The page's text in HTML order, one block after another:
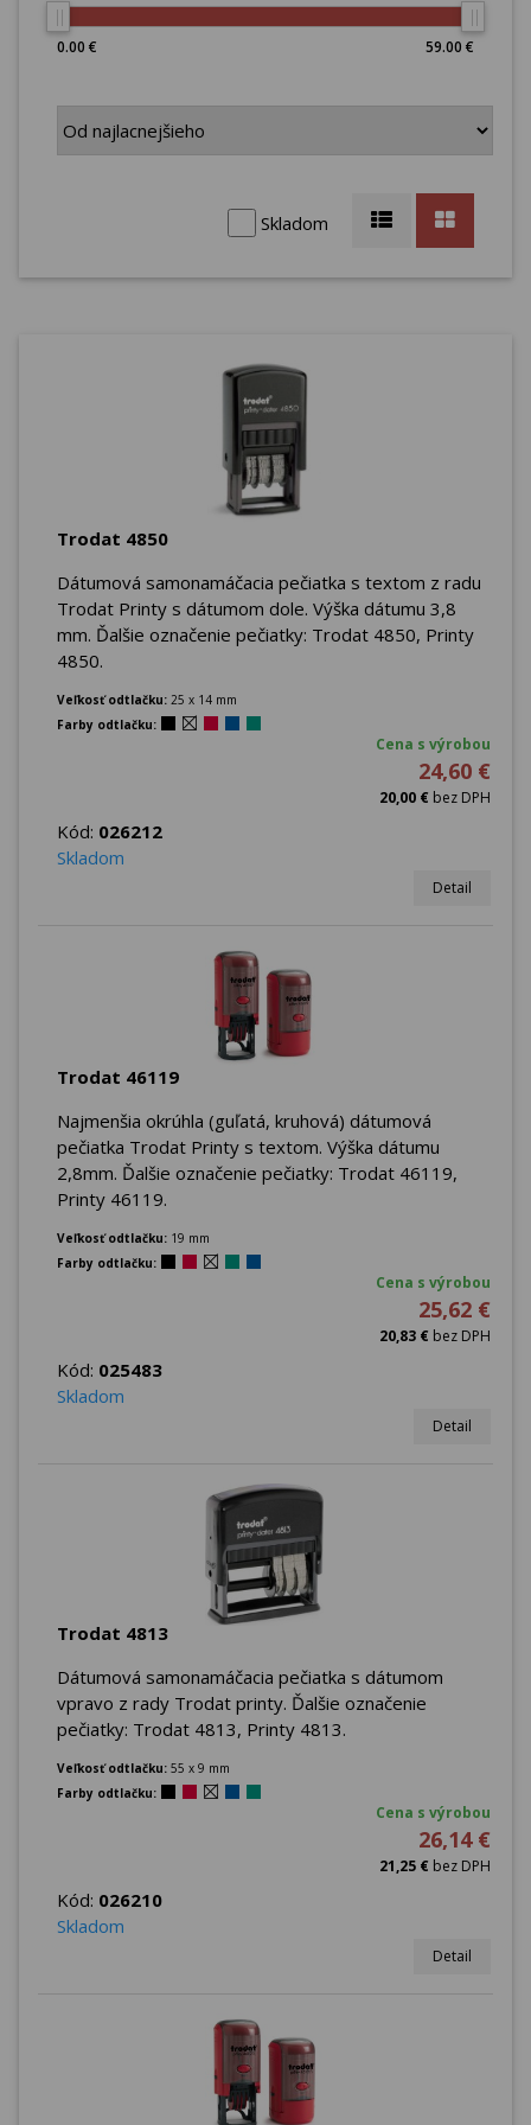
kontaktné údaje, adresa webstránky atď.
0.00 € 59.00 €
Skladom
Trodat 4850
Dátumová samonamáčacia pečiatka s textom z radu
Trodat Printy s dátumom dole. Výška dátumu 3,8
mm. Ďalšie označenie pečiatky: Trodat 4850, Printy
4850.
Veľkosť odtlačku: 25 x 14 mm
Farby odtlačku:
Cena s výrobou
24,60 €
20,00 € bez DPH
Kód: 026212
Skladom
Detail
Trodat 46119
Najmenšia okrúhla (guľatá, kruhová) dátumová
pečiatka Trodat Printy s textom. Výška dátumu
2,8mm. Ďalšie označenie pečiatky: Trodat 46119,
Printy 46119.
Veľkosť odtlačku: 19 mm
Farby odtlačku:
Cena s výrobou
25,62 €
20,83 € bez DPH
Kód: 025483
Skladom
Detail
Trodat 4813
Dátumová samonamáčacia pečiatka s dátumom
vpravo z rady Trodat printy. Ďalšie označenie
pečiatky: Trodat 4813, Printy 4813.
Veľkosť odtlačku: 55 x 9 mm
Farby odtlačku:
Cena s výrobou
26,14 €
21,25 € bez DPH
Kód: 026210
Skladom
Detail